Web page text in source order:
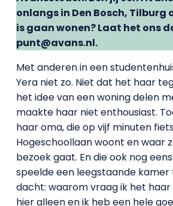
onlangs in Den Bosch, Tilburg
is gaan wonen? Laat het ons
punt@avans.nl.
Met anderen in een
Yera niet zo. Niet dat het haar
het idee van een woning delen
maakte haar niet enthousiast.
haar oma, die op vijf minuten
Hogeschoollaan woont en waar
bezoek gaat. En die ook nog
speelde een leegstaande kamer
dacht: waarom vraag ik het haar
hier alleen en ik heb een hele